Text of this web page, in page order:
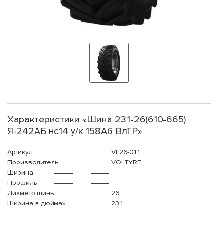
Характеристики «Шина 23,1-26(610-665)
Я-242АБ нс14 у/к 158A6 ВлТР»
Артикул
VL26-01.1
Производитель
VOLTYRE
Ширина
-
Профиль
-
Диаметр шины
26
Ширина в дюймах
23,1